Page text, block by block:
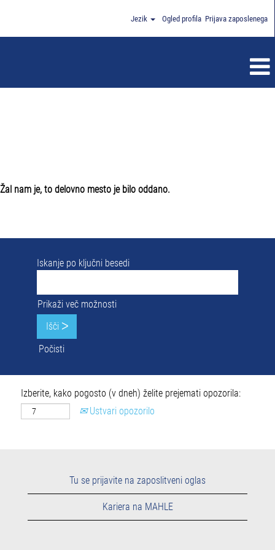
Jezik Ogled profila Prijava zaposlenega
Iskanje po ključni besedi
Prikaži več možnosti
Počisti
Izberite, kako pogosto (v dneh) želite prejemati opozorila:
Ustvari opozorilo
Žal nam je, to delovno mesto je bilo oddano.
Tu se prijavite na zaposlitveni oglas
Kariera na MAHLE